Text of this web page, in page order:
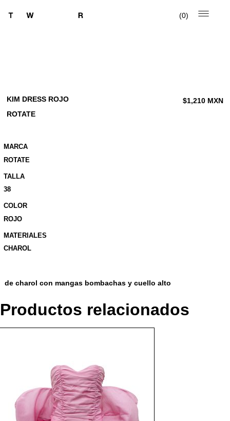
0
KIM DRESS ROJO
ROTATE
$1,210MXN
MARCA
ROTATE
TALLA
38
COLOR
ROJO
MATERIALES
CHAROL
de charol con mangas bombachas y cuello alto
Productos relacionados